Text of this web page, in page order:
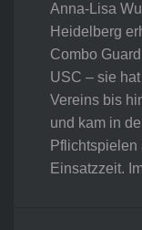
Anna-Lisa
Heidelberg
Combo
USC – sie
Vereins bis
und kam in
Einsatzzeit.